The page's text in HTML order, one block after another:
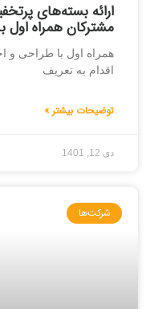
ارائه بسته‌های
مشترکان همراه
همراه اول با طراحی و
اقدام به تعریف
توضیحات بیشتر »
دی 12, 1401
شرکت‌ها